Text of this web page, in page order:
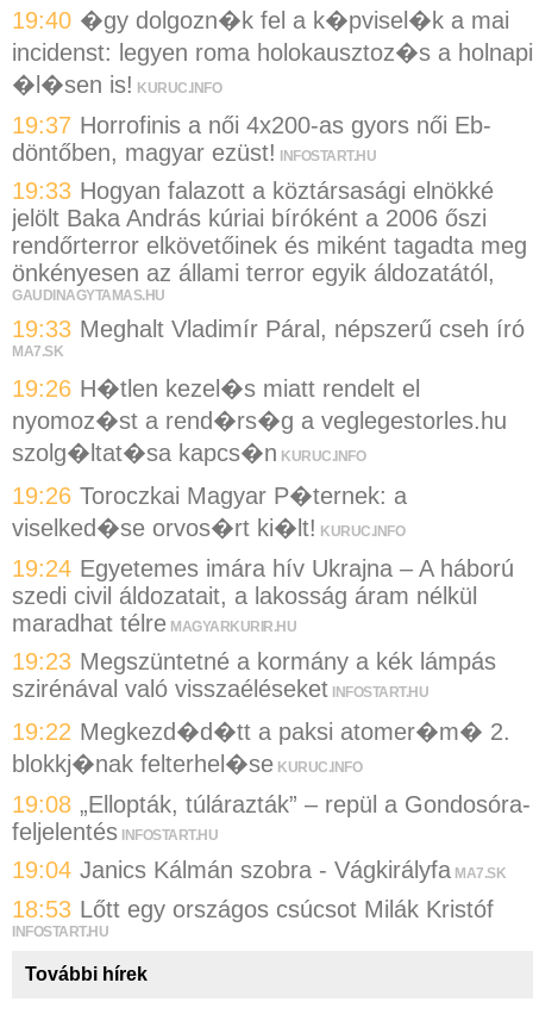
19:40 �gy dolgozn�k fel a k�pvisel�k a mai
incidenst: legyen roma holokausztoz�s a holnapi
�l�sen is! KURUC.INFO
19:37 Horrofinis a női 4x200-as gyors női Eb-
döntőben, magyar ezüst! INFOSTART.HU
19:33 Hogyan falazott a köztársasági elnökké
jelölt Baka András kúriai bíróként a 2006 őszi
rendőrterror elkövetőinek és miként tagadta meg
önkényesen az állami terror egyik áldozatától,
GAUDINAGYTAMAS.HU
19:33 Meghalt Vladimír Páral, népszerű cseh író
MA7.SK
19:26 H�tlen kezel�s miatt rendelt el
nyomoz�st a rend�rs�g a veglegestorles.hu
szolg�ltat�sa kapcs�n KURUC.INFO
19:26 Toroczkai Magyar P�ternek: a
viselked�se orvos�rt ki�lt! KURUC.INFO
19:24 Egyetemes imára hív Ukrajna – A háború
szedi civil áldozatait, a lakosság áram nélkül
maradhat télre MAGYARKURIR.HU
19:23 Megszüntetné a kormány a kék lámpás
szirénával való visszaéléseket INFOSTART.HU
19:22 Megkezd�d�tt a paksi atomer�m� 2.
blokkj�nak felterhel�se KURUC.INFO
19:08 „Ellopták, túlárazták” – repül a Gondosóra-
feljelentés INFOSTART.HU
19:04 Janics Kálmán szobra - Vágkirályfa MA7.SK
18:53 Lőtt egy országos csúcsot Milák Kristóf
INFOSTART.HU
További hírek